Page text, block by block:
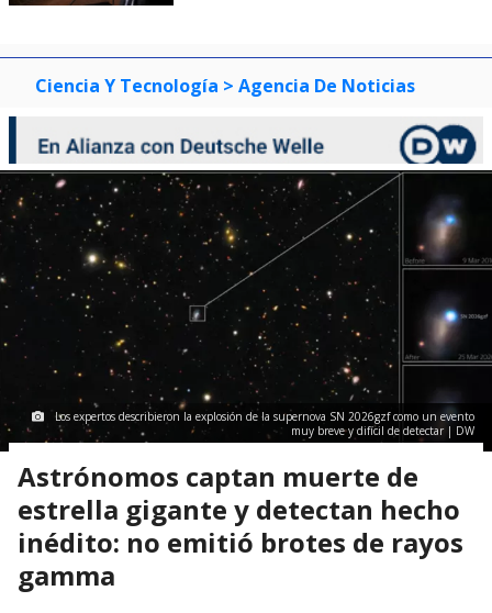
Ciencia Y Tecnología > Agencia De Noticias
Los expertos describieron la explosión de la supernova SN 2026gzf como un evento
muy breve y difícil de detectar | DW
Astrónomos captan muerte de
estrella gigante y detectan hecho
inédito: no emitió brotes de rayos
gamma